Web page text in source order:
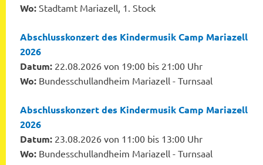
Wo: Stadtamt Mariazell, 1. Stock
Abschlusskonzert des Kindermusik Camp Mariazell
2026
Datum: 22.08.2026 von 19:00 bis 21:00 Uhr
Wo: Bundesschullandheim Mariazell - Turnsaal
Abschlusskonzert des Kindermusik Camp Mariazell
2026
Datum: 23.08.2026 von 11:00 bis 13:00 Uhr
Wo: Bundesschullandheim Mariazell - Turnsaal